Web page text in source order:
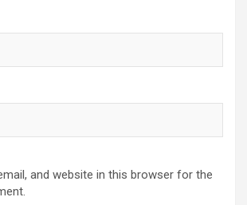
and website in this browser for the